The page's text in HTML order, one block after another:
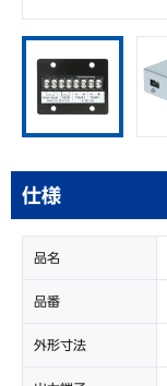
仕様
品名
品番
外形寸法